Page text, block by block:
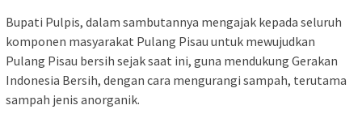
Bupati Pulpis, dalam sambutannya mengajak kepada seluruh
komponen masyarakat Pulang Pisau untuk mewujudkan
Pulang Pisau bersih sejak saat ini, guna mendukung Gerakan
Indonesia Bersih, dengan cara mengurangi sampah, terutama
sampah jenis anorganik.